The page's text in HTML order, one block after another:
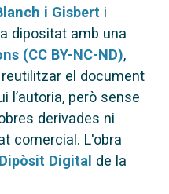
i Gisbert i
dipositat amb una
(CC BY-NC-ND),
el document
l’autoria, però sense
derivades ni
comercial. L'obra
Digital de la